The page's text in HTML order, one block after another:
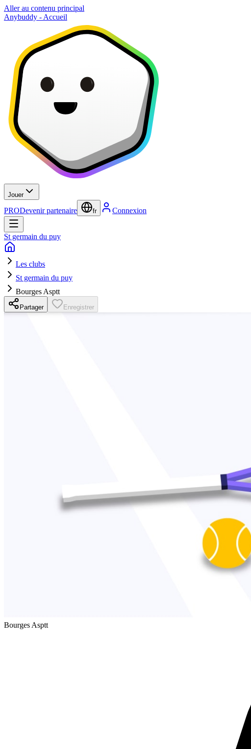
Aller au contenu principal
Anybuddy - Accueil
Jouer
PRODevenir partenaire fr Connexion
St germain du puy
Les clubs
St germain du puy
Bourges Asptt
Partager Enregistrer
Bourges Asptt